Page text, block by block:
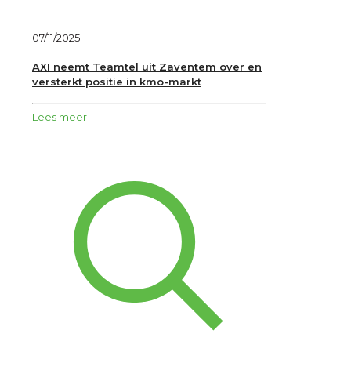
07/11/2025
AXI neemt Teamtel uit Zaventem over en
versterkt positie in kmo-markt
Lees meer